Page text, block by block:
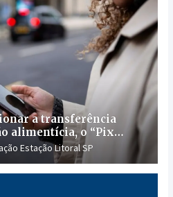
a transferência
alimentícia, o “Pix
Estação Litoral SP